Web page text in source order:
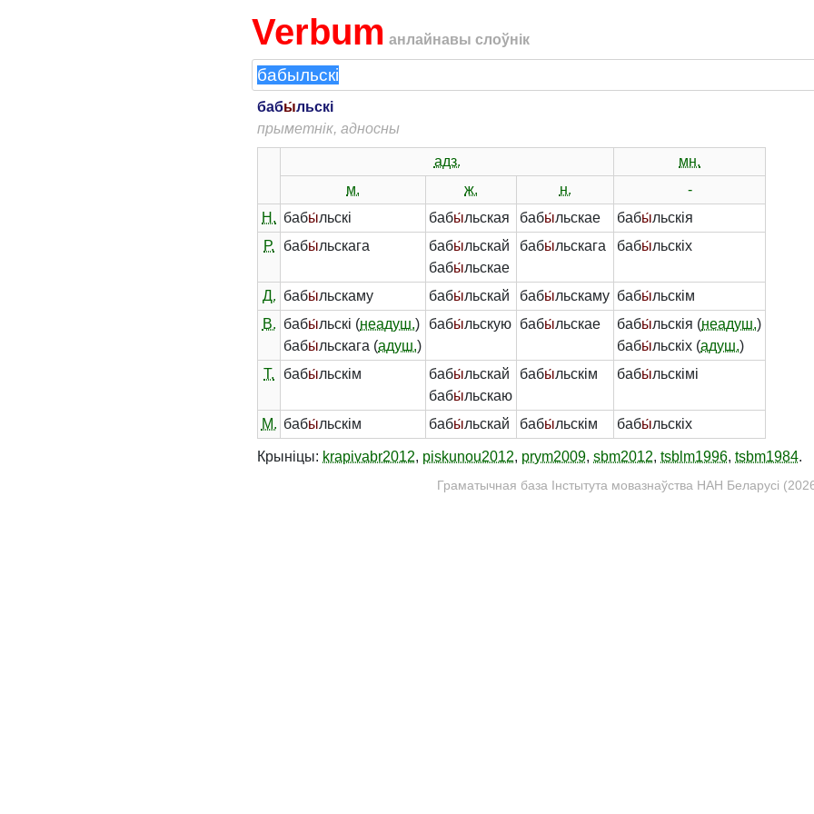
Verbum анлайнавы слоўнік
бабы́льскі
прыметнік, адносны
адз.
мн.
м.
ж. н.
-
Н. бабы́льскі бабы́льская бабы́льскае бабы́льскія
Р.
бабы́льскага бабы́льскай
бабы́льскае
бабы́льскага бабы́льскіх
Д. бабы́льскаму бабы́льскай бабы́льскаму бабы́льскім
В. бабы́льскі (неадуш.)
бабы́льскага (адуш.)
бабы́льскую бабы́льскае бабы́льскія (неадуш.)
бабы́льскіх (адуш.)
Т.
бабы́льскім бабы́льскай
бабы́льскаю
бабы́льскім бабы́льскімі
М. бабы́льскім бабы́льскай бабы́льскім бабы́льскіх
Крыніцы: krapivabr2012, piskunou2012, prym2009, sbm2012, tsblm1996, tsbm1984.
Граматычная база Інстытута мовазнаўства НАН Беларусі